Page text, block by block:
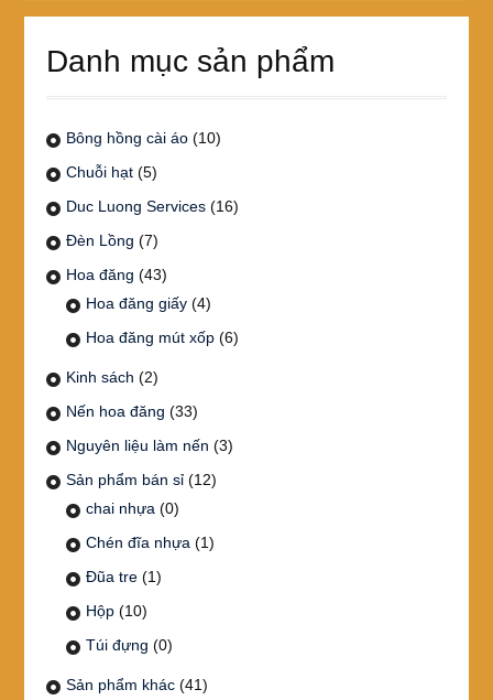
Danh mục sản phẩm
Bông hồng cài áo (10)
Chuỗi hạt (5)
Duc Luong Services (16)
Đèn Lồng (7)
Hoa đăng (43)
Hoa đăng giấy (4)
Hoa đăng mút xốp (6)
Kinh sách (2)
Nến hoa đăng (33)
Nguyên liệu làm nến (3)
Sản phẩm bán sỉ (12)
chai nhựa (0)
Chén đĩa nhựa (1)
Đũa tre (1)
Hộp (10)
Túi đựng (0)
Sản phẩm khác (41)